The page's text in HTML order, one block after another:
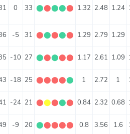
0 33 ⬤⬤⬤⬤⬤ 1.32 2.48 1.24
-5 31 ⬤⬤⬤⬤⬤ 1.29 2.79 1.29
-10 27 ⬤⬤⬤⬤⬤ 1.17 2.61 1.09
-18 25 ⬤⬤⬤⬤⬤ 1 2.72 1
-24 21 ⬤⬤⬤⬤⬤ 0.84 2.32 0.68
-9 20 ⬤⬤⬤⬤⬤ 0.8 3.56 1.6